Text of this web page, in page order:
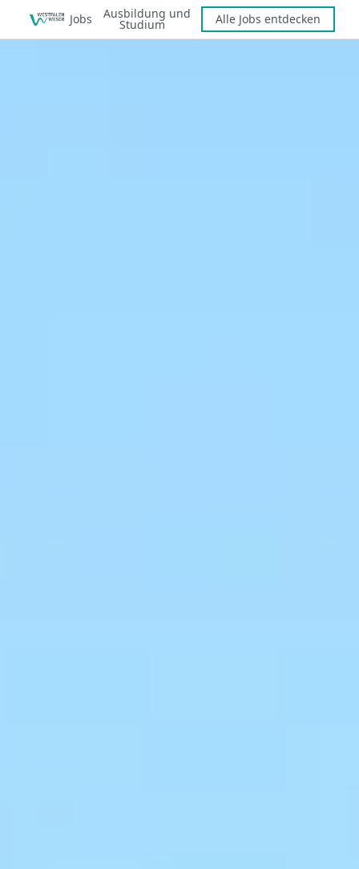
Jobs Ausbildung und
Studium Alle Jobs entdecken